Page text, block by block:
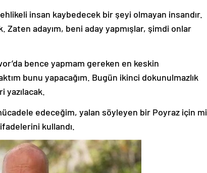
insan kaybedecek bir şeyi olmayan insandır.
adayım, beni aday yapmışlar, şimdi onlar
bence yapmam gereken en keskin
bunu yapacağım. Bugün ikinci dokunulmazlık
yazılacak.
edeceğim, yalan söyleyen bir Poyraz için mi
kullandı.